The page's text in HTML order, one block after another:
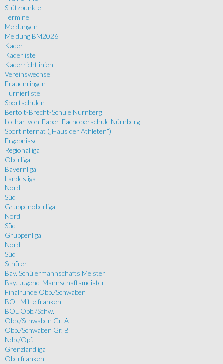
Stützpunkte
Termine
Meldungen
Meldung BM2026
Kader
Kaderliste
Kaderrichtlinien
Vereinswechsel
Frauenringen
Turnierliste
Sportschulen
Bertolt-Brecht-Schule Nürnberg
Lothar-von-Faber-Fachoberschule Nürnberg
Sportinternat („Haus der Athleten“)
Ergebnisse
Regionalliga
Oberliga
Bayernliga
Landesliga
Nord
Süd
Gruppenoberliga
Nord
Süd
Gruppenliga
Nord
Süd
Schüler
Bay. Schülermannschafts Meister
Bay. Jugend-Mannschaftsmeister
Finalrunde Obb./Schwaben
BOL Mittelfranken
BOL Obb./Schw.
Obb./Schwaben Gr. A
Obb./Schwaben Gr. B
Ndb./Opf.
Grenzlandliga
Oberfranken